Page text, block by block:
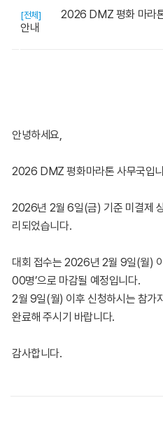
[전체]
2026 DMZ 평화 마라
안내
안녕하세요,
2026 DMZ 평화마라톤 사무국입
2026년 2월 6일(금) 기준 미결제
리되었습니다.
대회 접수는 2026년 2월 9일(월)
00명’으로 마감될 예정입니다.
2월 9일(월) 이후 신청하시는 참가
완료해 주시기 바랍니다.
감사합니다.